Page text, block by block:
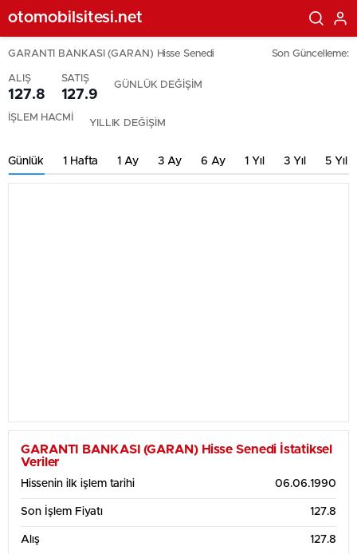
otomobilsitesi.net
GARANTI BANKASI (GARAN) Hisse Senedi Son Güncelleme:
ALIŞ
127.8
SATIŞ
127.9
GÜNLÜK DEĞİŞİM
İŞLEM HACMİ YILLIK DEĞİŞİM
Günlük 1 Hafta 1 Ay 3 Ay 6 Ay 1 Yıl 3 Yıl 5 Yıl
GARANTI BANKASI (GARAN) Hisse Senedi İstatiksel
Veriler
Hissenin ilk işlem tarihi 06.06.1990
Son İşlem Fiyatı 127.8
Alış 127.8